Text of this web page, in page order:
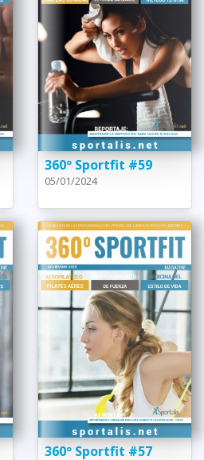
360º Sportfit #59
05/01/2024
360º Sportfit #57